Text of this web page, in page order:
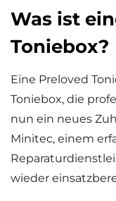
Was ist
Toniebox?
Eine Preloved
Toniebox, die
nun ein neues
Minitec, einem
wieder